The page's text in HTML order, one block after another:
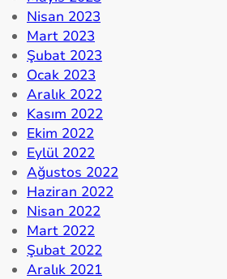
Nisan 2023
Mart 2023
Şubat 2023
Ocak 2023
Aralık 2022
Kasım 2022
Ekim 2022
Eylül 2022
Ağustos 2022
Haziran 2022
Nisan 2022
Mart 2022
Şubat 2022
Aralık 2021